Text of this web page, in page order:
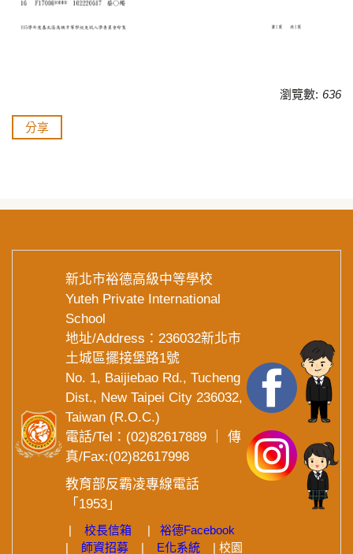
瀏覽數: 636
分享
新北市裕德高級中等學校
Yuteh Private International
School
地址/Address：236032新北市
土城區擺接堡路1號
No. 1, Baijiebao Rd., Tucheng
Dist., New Taipei City 236032,
Taiwan (R.O.C.)
電話/Tel：(02)82617889 ｜ 傳
真/Fax:(02)82617998
教育部反霸凌專線電話
「1953」
| 校長信箱 | 裕德Facebook
| 師資招募 | E化系統 | 校園